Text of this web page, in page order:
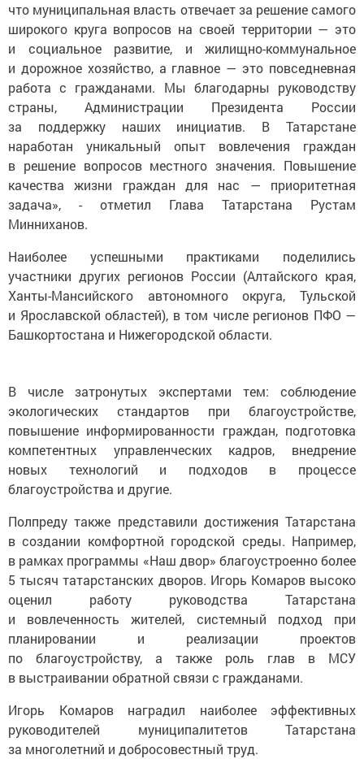
что муниципальная власть отвечает за решение самого
широкого круга вопросов на своей территории — это
и социальное развитие, и жилищно-коммунальное
и дорожное хозяйство, а главное — это повседневная
работа с гражданами. Мы благодарны руководству
страны, Администрации Президента России
за поддержку наших инициатив. В Татарстане
наработан уникальный опыт вовлечения граждан
в решение вопросов местного значения. Повышение
качества жизни граждан для нас — приоритетная
задача», - отметил Глава Татарстана Рустам
Минниханов.
Наиболее успешными практиками поделились
участники других регионов России (Алтайского края,
Ханты-Мансийского автономного округа, Тульской
и Ярославской областей), в том числе регионов ПФО —
Башкортостана и Нижегородской области.
В числе затронутых экспертами тем: соблюдение
экологических стандартов при благоустройстве,
повышение информированности граждан, подготовка
компетентных управленческих кадров, внедрение
новых технологий и подходов в процессе
благоустройства и другие.
Полпреду также представили достижения Татарстана
в создании комфортной городской среды. Например,
в рамках программы «Наш двор» благоустроенно более
5 тысяч татарстанских дворов. Игорь Комаров высоко
оценил работу руководства Татарстана
и вовлеченность жителей, системный подход при
планировании и реализации проектов
по благоустройству, а также роль глав в МСУ
в выстраивании обратной связи с гражданами.
Игорь Комаров наградил наиболее эффективных
руководителей муниципалитетов Татарстана
за многолетний и добросовестный труд.